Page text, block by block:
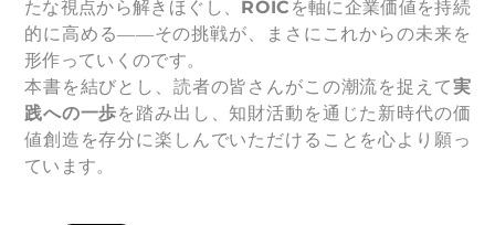
たな視点から解きほぐし、 ROIC を軸に企業価値を持続
的に高める――その挑戦が、まさにこれからの未来を
形作っていくのです。
本書を結びとし、読者の皆さんがこの潮流を捉えて実
践への一歩を踏み出し、知財活動を通じた新時代の価
値創造を存分に楽しんでいただけることを心より願っ
ています。